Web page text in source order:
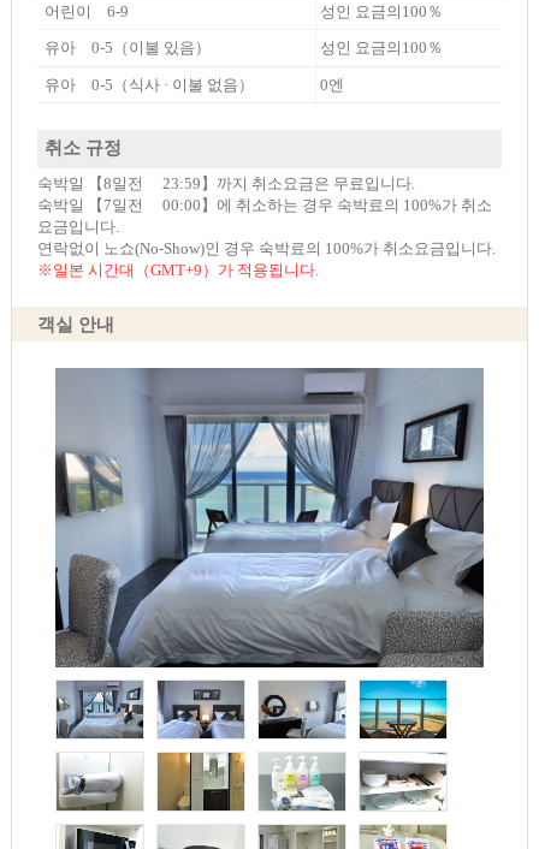
어린이 6-9 성인 요금의100％
유아 0-5（이불 있음） 성인 요금의100％
유아 0-5（식사 · 이불 없음） 0엔
취소 규정
숙박일 【8일전 23:59】까지 취소요금은 무료입니다.
숙박일 【7일전 00:00】에 취소하는 경우 숙박료의 100%가 취소
요금입니다.
연락없이 노쇼(No-Show)인 경우 숙박료의 100%가 취소요금입니다.
※일본 시간대（GMT+9）가 적용됩니다.
객실 안내